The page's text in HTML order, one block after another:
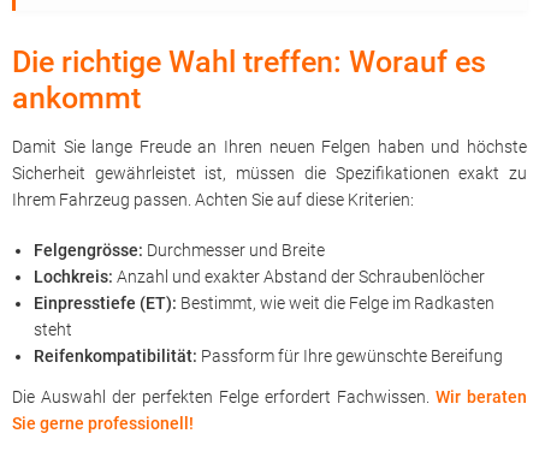
Die richtige Wahl treffen: Worauf es
ankommt
Damit Sie lange Freude an Ihren neuen Felgen haben und höchste
Sicherheit gewährleistet ist, müssen die Spezifikationen exakt zu
Ihrem Fahrzeug passen. Achten Sie auf diese Kriterien:
Felgengrösse: Durchmesser und Breite
Lochkreis: Anzahl und exakter Abstand der Schraubenlöcher
Einpresstiefe (ET): Bestimmt, wie weit die Felge im Radkasten
steht
Reifenkompatibilität: Passform für Ihre gewünschte Bereifung
Die Auswahl der perfekten Felge erfordert Fachwissen. Wir beraten
Sie gerne professionell!